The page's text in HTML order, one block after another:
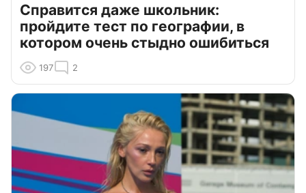
Справится даже школьник:
пройдите тест по географии, в
котором очень стыдно ошибиться
197 2